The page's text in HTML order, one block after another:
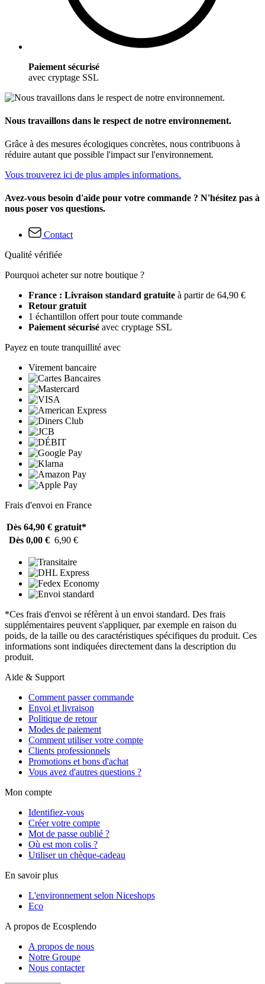
Paiement sécurisé
avec cryptage SSL
Nous travaillons dans le respect de notre environnement.
Grâce à des mesures écologiques concrètes, nous contribuons à
réduire autant que possible l'impact sur l'environnement.
Vous trouverez ici de plus amples informations.
Avez-vous besoin d'aide pour votre commande ? N'hésitez pas à
nous poser vos questions.
Contact
Qualité vérifiée
Pourquoi acheter sur notre boutique ?
France : Livraison standard gratuite à partir de 64,90 €
Retour gratuit
1 échantillon offert pour toute commande
Paiement sécurisé avec cryptage SSL
Payez en toute tranquillité avec
Virement bancaire
Frais d'envoi en France
Dès 64,90 € gratuit*
Dès 0,00 € 6,90 €
*Ces frais d'envoi se réfèrent à un envoi standard. Des frais
supplémentaires peuvent s'appliquer, par exemple en raison du
poids, de la taille ou des caractéristiques spécifiques du produit. Ces
informations sont indiquées directement dans la description du
produit.
Aide & Support
Comment passer commande
Envoi et livraison
Politique de retour
Modes de paiement
Comment utiliser votre compte
Clients professionnels
Promotions et bons d'achat
Vous avez d'autres questions ?
Mon compte
Identifiez-vous
Créer votre compte
Mot de passe oublié ?
Où est mon colis ?
Utiliser un chèque-cadeau
En savoir plus
L'environnement selon Niceshops
Eco
A propos de Ecosplendo
A propos de nous
Notre Groupe
Nous contacter